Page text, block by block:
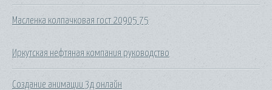
Масленка колпачковая гост 20905 75
Иркутская нефтяная компания руководство
Создание анимации 3д онлайн